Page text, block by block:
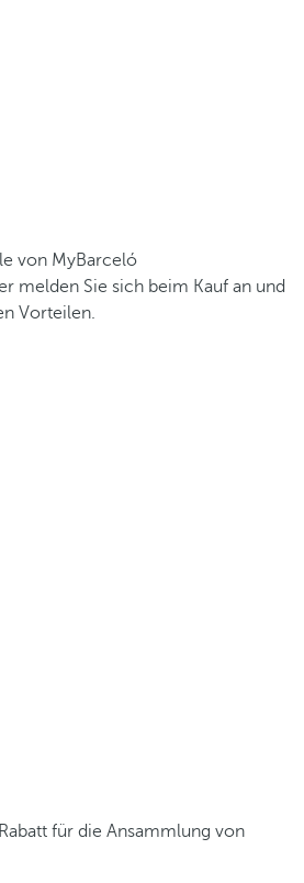
von MyBarceló
melden Sie sich beim Kauf an und
Vorteilen.
für die Ansammlung von